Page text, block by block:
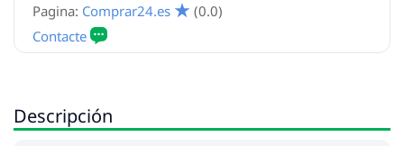
Pagina: Comprar24.es (0.0)
Descripción